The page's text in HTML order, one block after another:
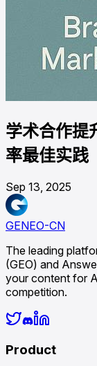
学术合作提
率最佳实践
Sep 13, 2025
GENEO-CN
The leading
(GEO) and
your content for
competition.
Product